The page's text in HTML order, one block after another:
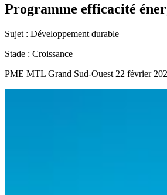
Programme efficacité
Sujet : Développement durable
Stade : Croissance
PME MTL Grand Sud-Ouest 22 février